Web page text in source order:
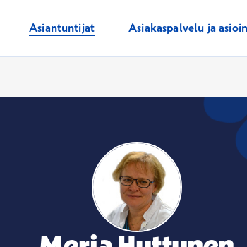
Asiantuntijat Asiakaspalvelu ja